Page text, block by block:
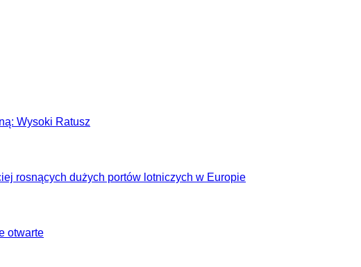
Wysoki Ratusz
rosnących dużych portów lotniczych w Europie
otwarte